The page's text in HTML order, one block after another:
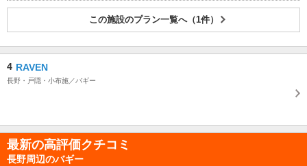
この施設のプラン一覧へ（1件）
4 RAVEN
長野・戸隠・小布施／バギー
最新の高評価クチコミ
長野周辺のバギー